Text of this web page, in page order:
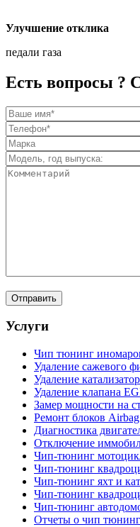
Улучшение отклика
педали газа
Есть вопросы ?
Услуги
Чип тюнинг
Удаление сажевого
Удаление
Удаление клапана
Замер мощности на
Ремонт блоков Airbag
Диагностика
Отключение
Чип-тюнинг
Чип-тюнинг
Чип-тюнинг яхт и
Чип-тюнинг
Чип-тюнинг
Отчеты о чип